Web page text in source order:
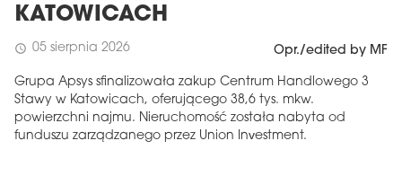
KATOWICACH
schedule 05 sierpnia 2026 Opr./edited by MF
Grupa Apsys sfinalizowała zakup Centrum Handlowego 3
Stawy w Katowicach, oferującego 38,6 tys. mkw.
powierzchni najmu. Nieruchomość została nabyta od
funduszu zarządzanego przez Union Investment.